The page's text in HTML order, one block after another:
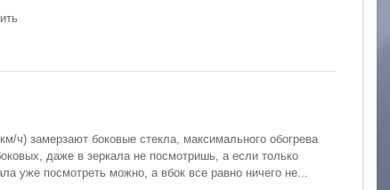
замерзают боковые стекла, максимального обогрева
даже в зеркала не посмотришь, а если только
уже посмотреть можно, а вбок все равно ничего не...